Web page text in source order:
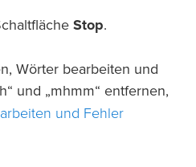
Stop.
Wörter bearbeiten und
und „mhmm“ entfernen,
und Fehler